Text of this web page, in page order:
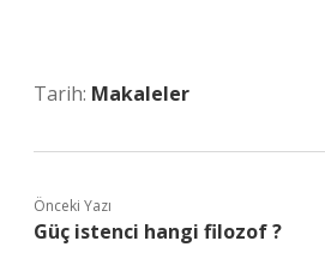
Tarih: Makaleler
Önceki Yazı
Güç istenci hangi filozof ?